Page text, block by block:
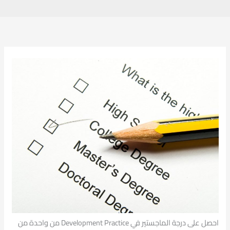
احصل على درجة الماجستير في Development Practice من واحدة من